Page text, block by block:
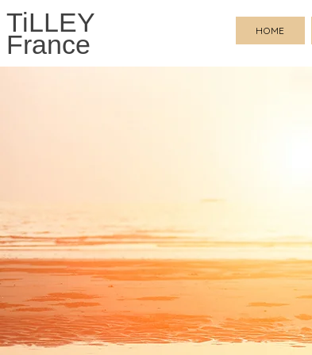
TiLLEY
France HOME